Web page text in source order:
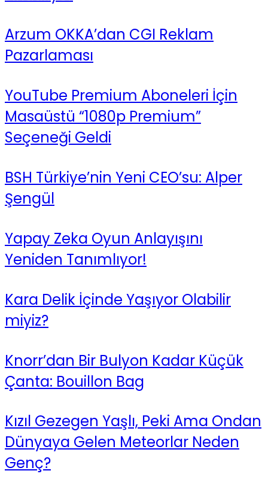
Arzum OKKA’dan CGI Reklam
Pazarlaması
YouTube Premium Aboneleri İçin
Masaüstü “1080p Premium”
Seçeneği Geldi
BSH Türkiye’nin Yeni CEO’su: Alper
Şengül
Yapay Zeka Oyun Anlayışını
Yeniden Tanımlıyor!
Kara Delik İçinde Yaşıyor Olabilir
miyiz?
Knorr’dan Bir Bulyon Kadar Küçük
Çanta: Bouillon Bag
Kızıl Gezegen Yaşlı, Peki Ama Ondan
Dünyaya Gelen Meteorlar Neden
Genç?